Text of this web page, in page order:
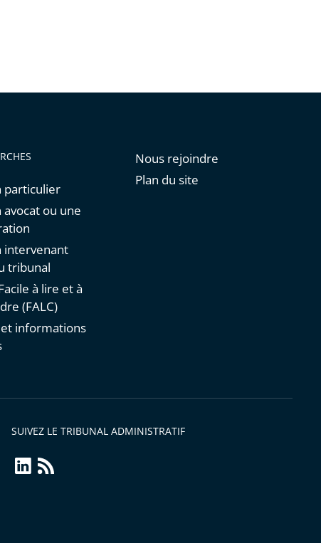
particulier
avocat ou une
intervenant
tribunal
à lire et à
(FALC)
informations
Nous rejoindre
Plan du site
SUIVEZ LE TRIBUNAL ADMINISTRATIF
linkedin
Flux
RSS